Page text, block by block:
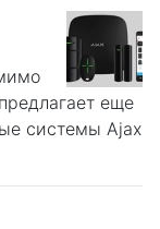
еще
системы Ajax